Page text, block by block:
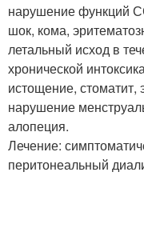
нарушение функций
шок, кома,
летальный исход в
хронической
истощение, стоматит,
нарушение
алопеция.
Лечение:
перитонеальный